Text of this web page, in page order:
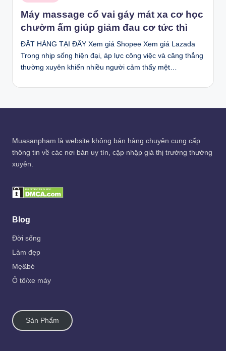
in
Máy massage cổ vai gáy mát xa cơ học
chườm ấm giúp giảm đau cơ tức thì
ĐẶT HÀNG TẠI ĐÂY Xem giá Shopee Xem giá Lazada
Trong nhịp sống hiện đại, áp lực công việc và căng thẳng
thường xuyên khiến nhiều người cảm thấy mệt…
Muasanpham là website không bán hàng chuyên cung cấp
thông tin về các nơi bán uy tín, cập nhập giá thị trường thường
xuyên.
Blog
Đời sống
Làm đẹp
Mẹ&bé
Ô tô/xe máy
Sản Phẩm